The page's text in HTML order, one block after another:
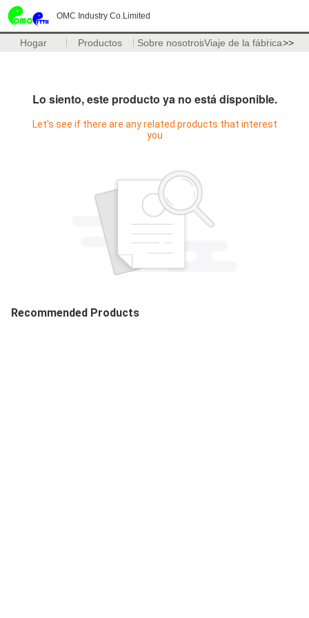
OMC Industry Co.Limited
Hogar Productos Sobre nosotrosViaje de la fábrica>>
Lo siento, este producto ya no está disponible.
Let's see if there are any related products that interest
you
Recommended Products